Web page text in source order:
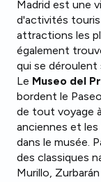
Madrid est une
d'activités
attractions les
également
qui se déroulent
Le Museo del
bordent le
de tout voyage
anciennes et
dans le musée.
des classiques
Murillo,